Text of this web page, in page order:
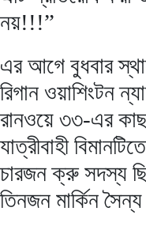
নয়!!!”
এর আগে বুধবার
রিগান ওয়াশিংটন
রানওয়ে ৩৩-এর
যাত্রীবাহী
চারজন ক্রু সদস্য
তিনজন মার্কিন